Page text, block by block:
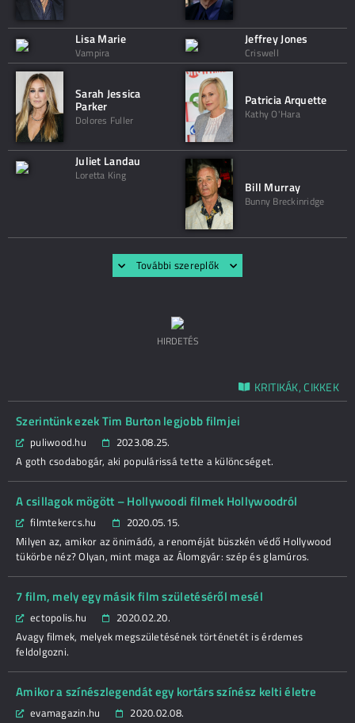
Lisa Marie
Vampira
Jeffrey Jones
Criswell
Sarah Jessica
Parker
Dolores Fuller
Patricia Arquette
Kathy O'Hara
Juliet Landau
Loretta King
Bill Murray
Bunny Breckinridge
További szereplők
HIRDETÉS
KRITIKÁK, CIKKEK
Szerintünk ezek Tim Burton legjobb filmjei
puliwood.hu
2023.08.25.
A goth csodabogár, aki populárissá tette a különcséget.
A csillagok mögött – Hollywoodi filmek Hollywoodról
filmtekercs.hu
2020.05.15.
Milyen az, amikor az önimádó, a renoméját büszkén védő Hollywood
tükörbe néz? Olyan, mint maga az Álomgyár: szép és glamúros.
7 film, mely egy másik film születéséről mesél
ectopolis.hu
2020.02.20.
Avagy filmek, melyek megszületésének történetét is érdemes
feldolgozni.
Amikor a színészlegendát egy kortárs színész kelti életre
evamagazin.hu
2020.02.08.